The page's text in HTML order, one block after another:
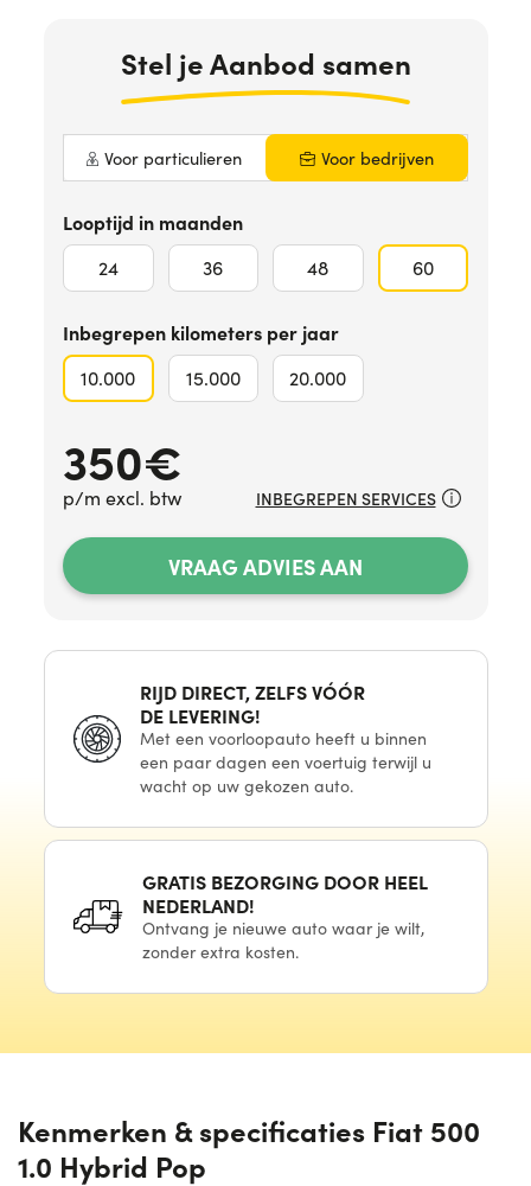
Stel je Aanbod samen
Voor particulieren Voor bedrijven
Looptijd in maanden
24 36 48 60
Inbegrepen kilometers per jaar
10.000 15.000 20.000
350€
p/m excl. btw
VRAAG ADVIES AAN
INBEGREPEN SERVICES
RIJD DIRECT, ZELFS VÓÓR
DE LEVERING!
Met een voorloopautoheeft u binnen
een paardagen een voertuig terwijl u
wacht op uwgekozen auto.
GRATIS BEZORGING DOOR HEEL
NEDERLAND!
Ontvang je nieuweauto waar je wilt,
zonder extra kosten.
Kenmerken & specificaties Fiat 500
1.0 Hybrid Pop